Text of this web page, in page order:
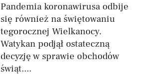
Pandemia koronawirusa odbije
się również na świętowaniu
tegorocznej Wielkanocy.
Watykan podjął ostateczną
decyzję w sprawie obchodów
świąt....